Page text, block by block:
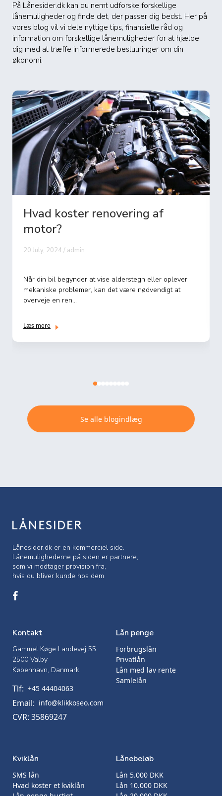
På Lånesider.dk kan du nemt udforske forskellige
lånemuligheder og finde det, der passer dig bedst. Her på
vores blog vil vi dele nyttige tips, finansielle råd og
information om forskellige lånemuligheder for at hjælpe
dig med at træffe informerede beslutninger om din
økonomi.
koster renovering af
2024 / admin
din bil begynder at vise alderstegn eller oplever
problemer, kan det være nødvendigt at
en ren...
Se alle blogindlæg
Lånesider.dk er en kommerciel side.
Lånemulighederne på siden er partnere,
som vi modtager provision fra,
hvis du bliver kunde hos dem
Kontakt
Gammel Køge Landevej 55
2500 Valby
København, Danmark
Tlf: +45 44404063
Email: info@klikkoseo.com
CVR: 35869247
Lån penge
Forbrugslån
Privatlån
Lån med lav rente
Samlelån
Kviklån
SMS lån
Hvad koster et kviklån
Lånebeløb
Lån 5.000 DKK
Lån 10.000 DKK